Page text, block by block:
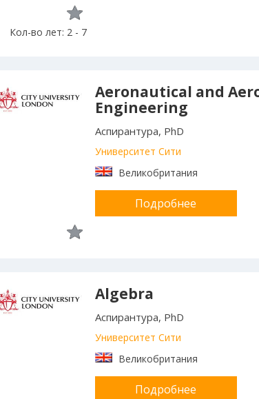
Кол-во лет: 2 - 7
Aeronautical and
Engineering
Аспирантура, PhD
Университет Сити
Великобритания
Подробнее
Algebra
Аспирантура, PhD
Университет Сити
Великобритания
Подробнее